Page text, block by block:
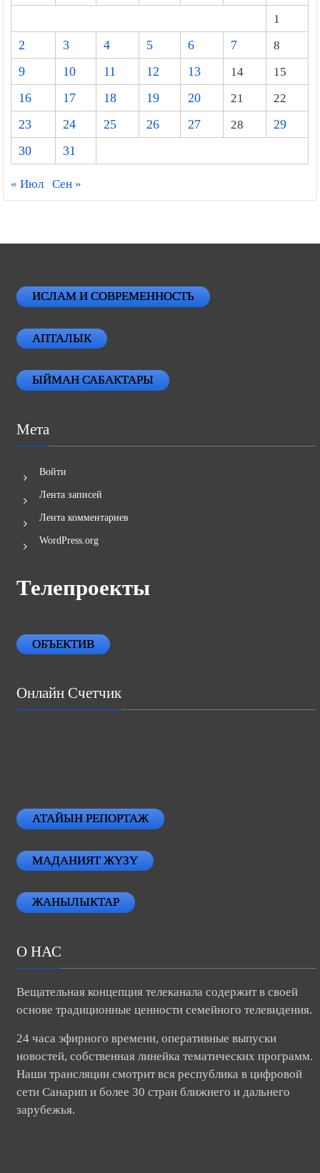
1
2
3 4 5 6 7
8
9
10 11 12 13 14
15
16
17 18 19 20 21
22
23
24 25 26 27 28
29
30
31
« Июл Сен »
ИСЛАМ И СОВРЕМЕННОСТЬ
АПТАЛЫК
ЫЙМАН САБАКТАРЫ
Мета
Войти
Лента записей
Лента комментариев
WordPress.org
Телепроекты
ОБЪЕКТИВ
Онлайн Счетчик
АТАЙЫН РЕПОРТАЖ
МАДАНИЯТ ЖҮЗҮ
ЖАНЫЛЫКТАР
О НАС
Вещательная концепция телеканала содержит в своей
основе традиционные ценности семейного телевидения.
24 часа эфирного времени, оперативные выпуски
новостей, собственная линейка тематических программ.
Наши трансляции смотрит вся республика в цифровой
сети Санарип и более 30 стран ближнего и дальнего
зарубежья.